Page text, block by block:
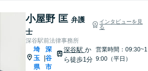
小屋野 匡 弁護
士
インタビューを見
る
深谷駅前法律事務所
埼
玉
県
深
谷
市
深谷駅 か
ら徒歩1分
営業時間：09:30~1
9:00（平日）